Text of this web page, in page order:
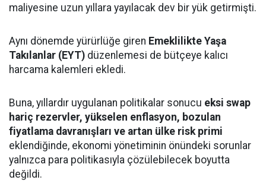
maliyesine uzun yıllara yayılacak dev bir yük getirmişti.
Aynı dönemde yürürlüğe giren Emeklilikte Yaşa
Takılanlar (EYT) düzenlemesi de bütçeye kalıcı
harcama kalemleri ekledi.
Buna, yıllardır uygulanan politikalar sonucu eksi swap
hariç rezervler, yükselen enflasyon, bozulan
fiyatlama davranışları ve artan ülke risk primi
eklendiğinde, ekonomi yönetiminin önündeki sorunlar
yalnızca para politikasıyla çözülebilecek boyutta
değildi.